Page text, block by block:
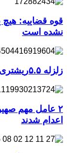
قوه قضاییه:
نشده است
زلزله ۵.۵ریشتری مصر و فلسطین را لرزاند
اعدام شدند